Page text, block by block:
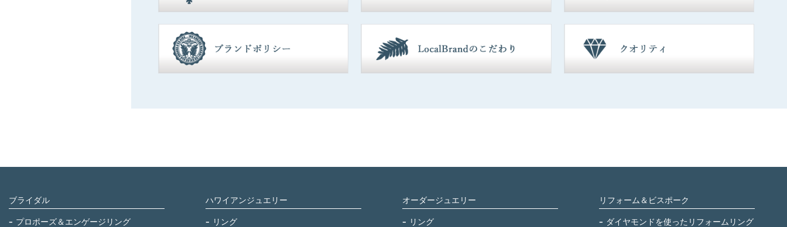
ブライダル
プロポーズ＆エンゲージリング
ハワイアンジュエリー
リング
オーダージュエリー
リング
リフォーム＆ビスポーク
ダイヤモンドを使ったリフォームリング